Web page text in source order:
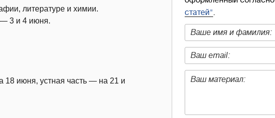
литературе и химии.
— 3 и 4 июня.
18 июня, устная часть — на 21 и
статей".